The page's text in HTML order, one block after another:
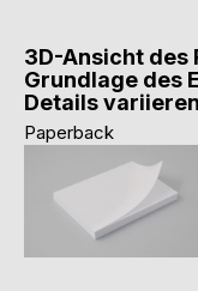
3D-Ansicht des
Grundlage des
Details
Paperback